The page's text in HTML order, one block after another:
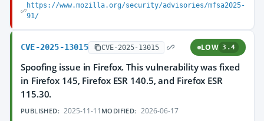
https://www.mozilla.org/security/advisories/mfsa2025-
91/
CVE-2025-13015 CVE-2025-13015 LOW 3.4
Spoofing issue in Firefox. This vulnerability was fixed
in Firefox 145, Firefox ESR 140.5, and Firefox ESR
115.30.
PUBLISHED: 2025-11-11 MODIFIED: 2026-06-17